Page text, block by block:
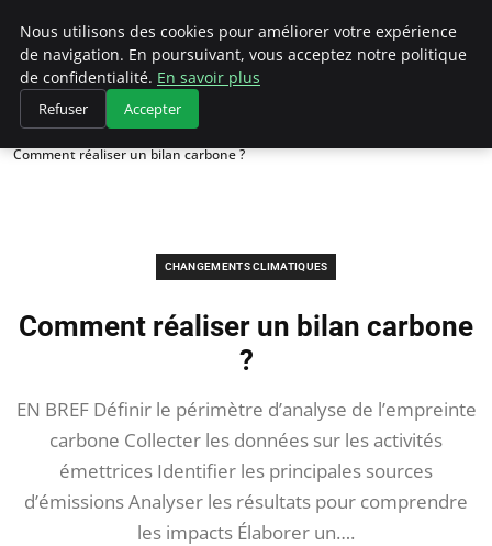
Climategatecountryclub.com
Accueil
Changements climatiques
Comment réaliser un bilan carbone ?
CHANGEMENTS CLIMATIQUES
Comment réaliser un bilan carbone
?
EN BREF Définir le périmètre d’analyse de l’empreinte
carbone Collecter les données sur les activités
émettrices Identifier les principales sources
d’émissions Analyser les résultats pour comprendre
les impacts Élaborer un….
Nous utilisons des cookies pour améliorer votre expérience
de navigation. En poursuivant, vous acceptez notre politique
de confidentialité. En savoir plus
Refuser Accepter